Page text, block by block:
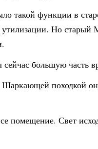
такой функции в
Но старый
большую часть
походкой
помещение. Свет